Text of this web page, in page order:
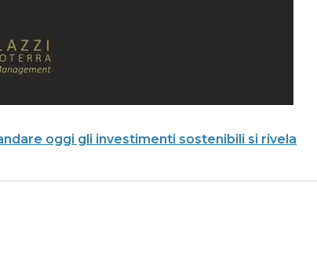
oggi gli investimenti sostenibili si rivela